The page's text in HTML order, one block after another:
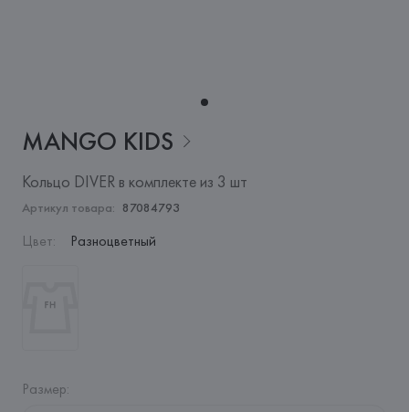
MANGO KIDS
Кольцо DIVER в комплекте из 3 шт
Артикул товара: 87084793
Цвет: Разноцветный
Размер: